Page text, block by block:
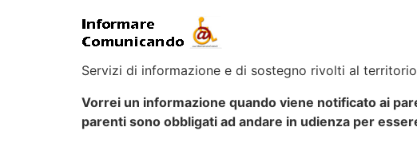
Servizi di informazione e di sostegno rivolti al territorio
Vorrei un informazione quando viene notificato ai
parenti sono obbligati ad andare in udienza per